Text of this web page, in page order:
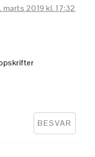
marts 2019 kl. 17:32
BESVAR